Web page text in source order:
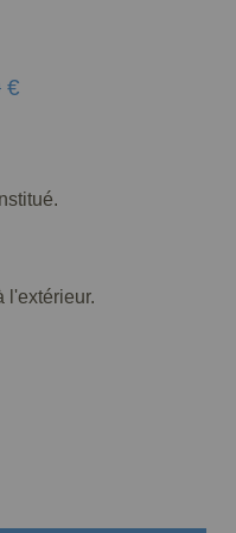
€
l'extérieur.